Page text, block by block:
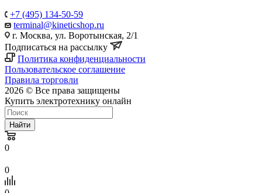
+7 (495) 134-50-59
terminal@kineticshop.ru
г. Москва, ул. Воротынская, 2/1
Подписаться на рассылку
Политика конфиденциальности
Пользовательское соглашение
Правила торговли
2026 © Все права защищены
Купить электротехнику онлайн
Найти
0
0